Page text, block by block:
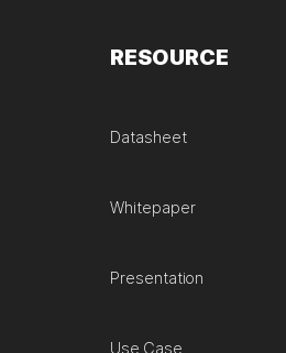
RESOURCE
Datasheet
Whitepaper
Presentation
Use Case